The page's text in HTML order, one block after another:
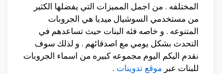
المختلفه . من اجمل المميزات التي يفضلها الكثير
من مستخدمي السوشيال ميديا هي الجروبات
المتنوعه . و خاصه فئه البنات حيث تساعدهم في
التحدث بشكل يومي مع اصدقائهم . و لذلك سوف
نقدم اليكم اليوم مجموعه كبيره من اسماء الجروبات
للبنات عبر موقع تدوينات .